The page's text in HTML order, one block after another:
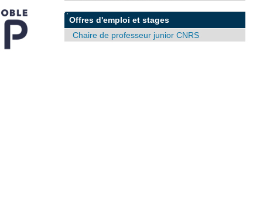
Offres d'emploi et stages
Chaire de professeur junior CNRS